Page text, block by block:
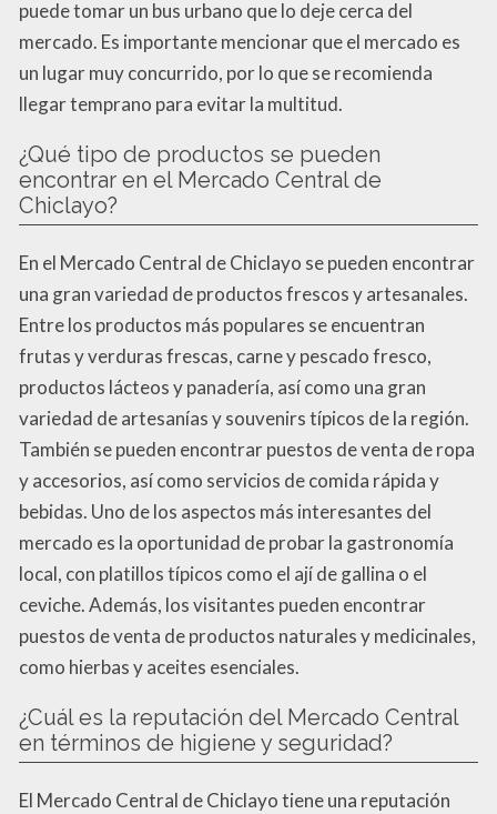
puede tomar un bus urbano que lo deje cerca del
mercado. Es importante mencionar que el mercado es
un lugar muy concurrido, por lo que se recomienda
llegar temprano para evitar la multitud.
¿Qué tipo de productos se pueden
encontrar en el Mercado Central de
Chiclayo?
En el Mercado Central de Chiclayo se pueden encontrar
una gran variedad de productos frescos y artesanales.
Entre los productos más populares se encuentran
frutas y verduras frescas, carne y pescado fresco,
productos lácteos y panadería, así como una gran
variedad de artesanías y souvenirs típicos de la región.
También se pueden encontrar puestos de venta de ropa
y accesorios, así como servicios de comida rápida y
bebidas. Uno de los aspectos más interesantes del
mercado es la oportunidad de probar la gastronomía
local, con platillos típicos como el ají de gallina o el
ceviche. Además, los visitantes pueden encontrar
puestos de venta de productos naturales y medicinales,
como hierbas y aceites esenciales.
¿Cuál es la reputación del Mercado Central
en términos de higiene y seguridad?
El Mercado Central de Chiclayo tiene una reputación